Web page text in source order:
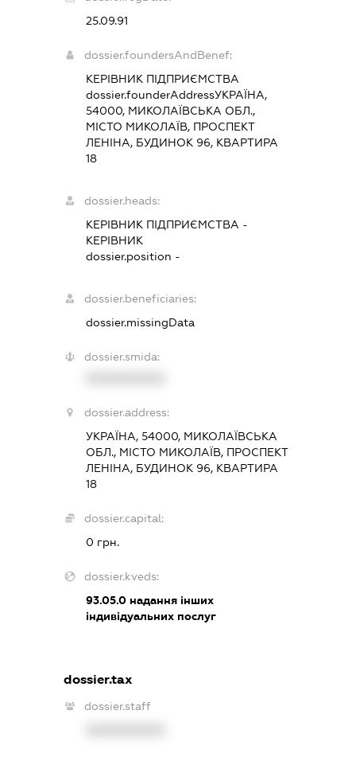
25.09.91
dossier.foundersAndBenef:
КЕРІВНИК ПІДПРИЄМСТВА
dossier.founderAddressУКРАЇНА,
54000, МИКОЛАЇВСЬКА ОБЛ.,
МІСТО МИКОЛАЇВ, ПРОСПЕКТ
ЛЕНІНА, БУДИНОК 96, КВАРТИРА
18
dossier.heads:
КЕРІВНИК ПІДПРИЄМСТВА -
КЕРІВНИК
dossier.position -
dossier.beneficiaries:
dossier.missingData
dossier.smida:
dossier.address:
УКРАЇНА, 54000, МИКОЛАЇВСЬКА
ОБЛ., МІСТО МИКОЛАЇВ, ПРОСПЕКТ
ЛЕНІНА, БУДИНОК 96, КВАРТИРА
18
dossier.capital:
0 грн.
dossier.kveds:
93.05.0 надання інших
індивідуальних послуг
dossier.tax
dossier.staff